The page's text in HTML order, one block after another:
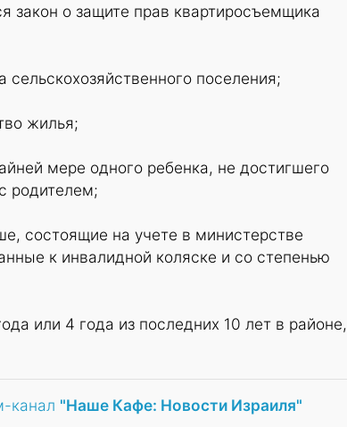
закон о защите прав квартиросъемщика
поселения;
жилья;
мере одного ребенка, не достигшего
родителем;
состоящие на учете в министерстве
к инвалидной коляске и со степенью
или 4 года из последних 10 лет в районе,
канал "Наше Кафе: Новости Израиля"